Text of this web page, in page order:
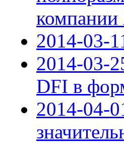
компании
2014-03-
2014-03-
DFI в
2014-04-